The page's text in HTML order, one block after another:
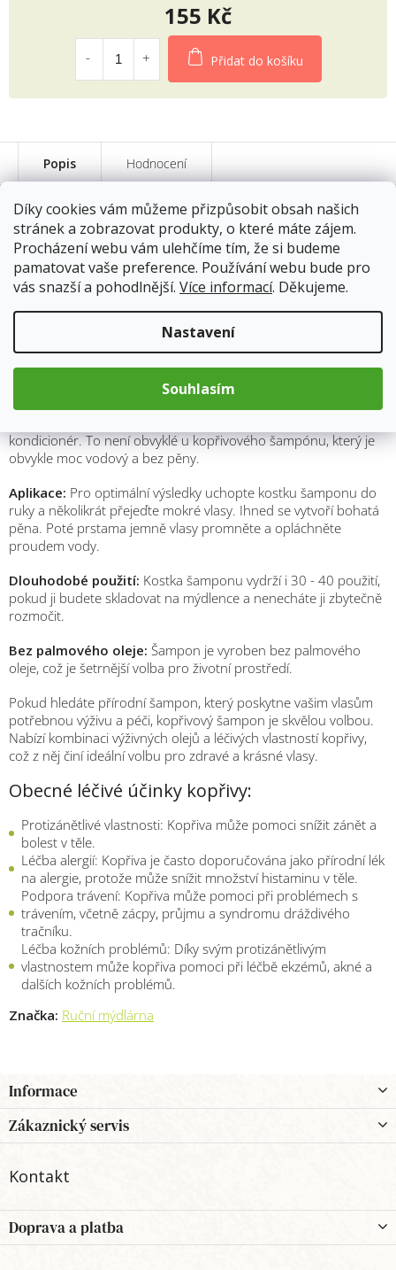
Díky cookies vám můžeme přizpůsobit obsah našich
stránek a zobrazovat produkty, o které máte zájem.
Procházení webu vám ulehčíme tím, že si budeme
pamatovat vaše preference. Používání webu bude pro
vás snazší a pohodlnější. Více informací. Děkujeme.
Nastavení
Souhlasím
155 Kč
Měrná
cena:
Přidat do košíku
Popis Hodnocení
Kopřivový šampon 100 g
Kopřivový šampon je tuhý přírodní bylinný šampon, který nabízí
řadu výhod pro vaše vlasy.
Výživa a regenerace:Šampon vyživuje vlasové cibulky,
zabraňuje vypadávání vlasů a zvyšuje jejich lesk. Po použití
budou vaše vlasy lesklé, lehké, nadýchané a nebudou se mastit.
Navíc šampon nevysušuje vlasy.
Bohatá pěna:
kondicionér. To není obvyklé u kopřivového šampónu, který je
obvykle moc vodový a bez pěny.
Aplikace: Pro optimální výsledky uchopte kostku šamponu do
ruky a několikrát přejeďte mokré vlasy. Ihned se vytvoří bohatá
pěna. Poté prstama jemně vlasy promněte a opláchněte
proudem vody.
Dlouhodobé použití: Kostka šamponu vydrží i 30 - 40 použití,
pokud ji budete skladovat na mýdlence a nenecháte ji zbytečně
rozmočit.
Bez palmového oleje: Šampon je vyroben bez palmového
oleje, což je šetrnější volba pro životní prostředí.
Pokud hledáte přírodní šampon, který poskytne vašim vlasům
potřebnou výživu a péči, kopřivový šampon je skvělou volbou.
Nabízí kombinaci výživných olejů a léčivých vlastností kopřivy,
což z něj činí ideální volbu pro zdravé a krásné vlasy.
Obecné léčivé účinky kopřivy:
Protizánětlivé vlastnosti: Kopřiva může pomoci snížit zánět a
bolest v těle.
Léčba alergií: Kopřiva je často doporučována jako přírodní lék
na alergie, protože může snížit množství histaminu v těle.
Podpora trávení: Kopřiva může pomoci při problémech s
trávením, včetně zácpy, průjmu a syndromu dráždivého
tračníku.
Léčba kožních problémů: Díky svým protizánětlivým
vlastnostem může kopřiva pomoci při léčbě ekzémů, akné a
dalších kožních problémů.
Značka: Ruční mýdlárna
á
p
a
Informace
Zákaznický servis
Kontakt
Doprava a platba